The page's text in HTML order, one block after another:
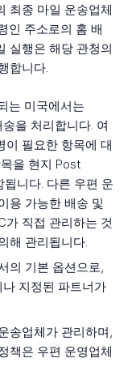
최종 마일 운송업체
인 주소로의 홈 배
실행은 해당 관청의
합니다.
는 미국에서는
을 처리합니다. 여
이 필요한 항목에 대
을 현지 Post
니다. 다른 우편 운
용 가능한 배송 및
가 직접 관리하는 것
해 관리됩니다.
의 기본 옵션으로,
지정된 파트너가
송업체가 관리하며,
책은 우편 운영업체